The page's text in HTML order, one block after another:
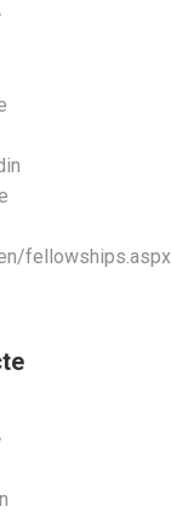
fellowships.aspx